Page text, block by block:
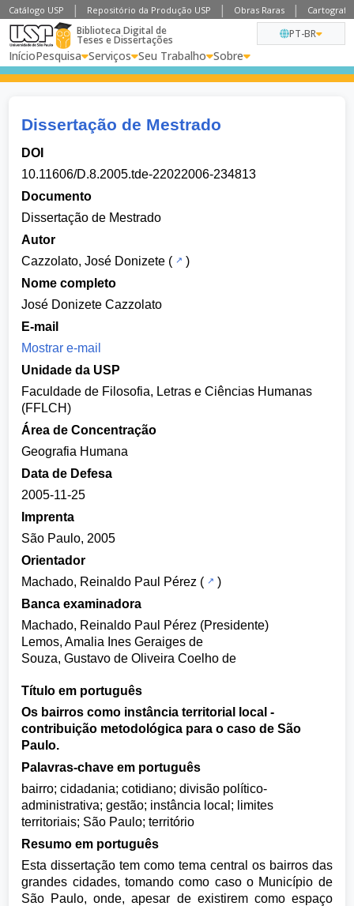
Catálogo USP Repositório da Produção USP Obras Raras
Biblioteca Digital de
Teses e Dissertações
InícioPesquisa Serviços Seu Trabalho Sobre
PT-BR
Dissertação de Mestrado
DOI
10.11606/D.8.2005.tde-22022006-234813
Documento
Dissertação de Mestrado
Autor
Cazzolato, José Donizete (
)
Nome completo
José Donizete Cazzolato
E-mail
Mostrar e-mail
Unidade da USP
Faculdade de Filosofia, Letras e Ciências Humanas
(FFLCH)
Área de Concentração
Geografia Humana
Data de Defesa
2005-11-25
Imprenta
São Paulo, 2005
Orientador
Machado, Reinaldo Paul Pérez (
)
Banca examinadora
Machado, Reinaldo Paul Pérez (Presidente)
Lemos, Amalia Ines Geraiges de
Souza, Gustavo de Oliveira Coelho de
Título em português
Os bairros como instância territorial local -
contribuição metodológica para o caso de São
Paulo.
Palavras-chave em português
bairro; cidadania; cotidiano; divisão político-
administrativa; gestão; instância local; limites
territoriais; São Paulo; território
Resumo em português
Esta dissertação tem como tema central os bairros das
grandes cidades, tomando como caso o Município de
São Paulo, onde, apesar de existirem como espaço